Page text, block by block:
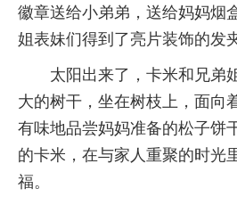
徽章送给小弟弟，送给妈妈烟
姐表妹们得到了亮片装饰的发
太阳出来了，卡米和兄弟
大的树干，坐在树枝上，面向
有味地品尝妈妈准备的松子饼
的卡米，在与家人重聚的时光
福。